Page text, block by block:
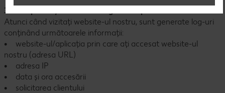
3.1 Scopurile și temeiurile legale ale prelucrării
Atunci când vizitați website-ul nostru, sunt generate log-uri
conținând următoarele informații:
• website-ul/aplicația prin care ați accesat website-ul
nostru (adresa URL)
• adresa IP
• data și ora accesării
• solicitarea clientului